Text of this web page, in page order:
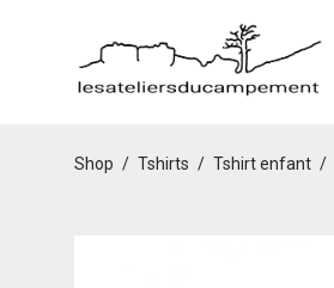
Shop / Tshirts / Tshirt enfant /